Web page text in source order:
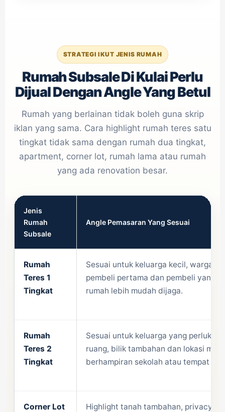
STRATEGI IKUT JENIS RUMAH
Rumah Subsale Di Kulai Perlu
Dijual Dengan Angle Yang Betul
Rumah yang berlainan tidak boleh guna skrip
iklan yang sama. Cara highlight rumah teres satu
tingkat tidak sama dengan rumah dua tingkat,
apartment, corner lot, rumah lama atau rumah
yang ada renovation besar.
Jenis
Rumah
Subsale
Angle Pemasaran Yang Sesuai
Rumah
Teres 1
Tingkat
Sesuai untuk keluarga kecil, warga
pembeli pertama dan pembeli yang
rumah lebih mudah dijaga.
Rumah
Teres 2
Tingkat
Sesuai untuk keluarga yang perlukan
ruang, bilik tambahan dan lokasi
berhampiran sekolah atau tempat
Corner Lot
Highlight tanah tambahan, privacy,